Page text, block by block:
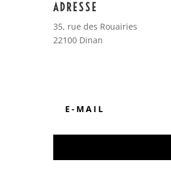
ADRESSE
35, rue des Rouairies
22100 Dinan